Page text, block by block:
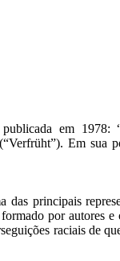
em 1978:
Em sua
principais
por autores
raciais de